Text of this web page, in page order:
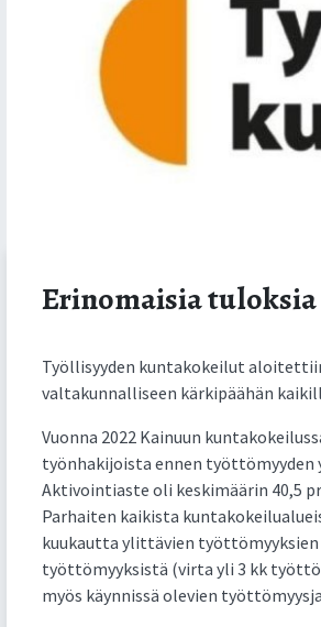
Erinomaisia
Työllisyyden kuntakokeilut
valtakunnalliseen kärkipäähän
Vuonna 2022 Kainuun
työnhakijoista ennen työttömyyden
Aktivointiaste oli keskimäärin 40,5
Parhaiten kaikista
kuukautta ylittävien työttömyyksien
työttömyyksistä (virta yli 3 kk
myös käynnissä olevien